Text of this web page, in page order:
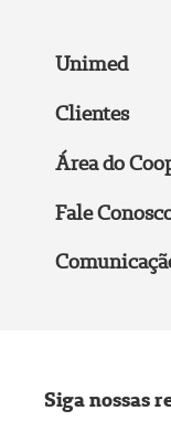
Unimed
Clientes
Área do
Fale
Siga nossas